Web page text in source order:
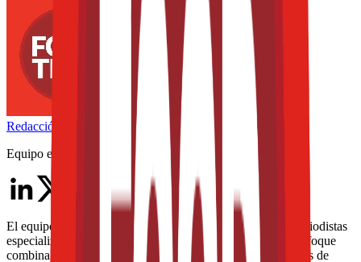
Redacción
THE FOOD TECH
Equipo editorial de contenidos
El equipo editorial de The Food Tech está integrado por periodistas
especializados en la industria de alimentos y bebidas. Su enfoque
combina análisis técnico, innovación tecnológica, tendencias de